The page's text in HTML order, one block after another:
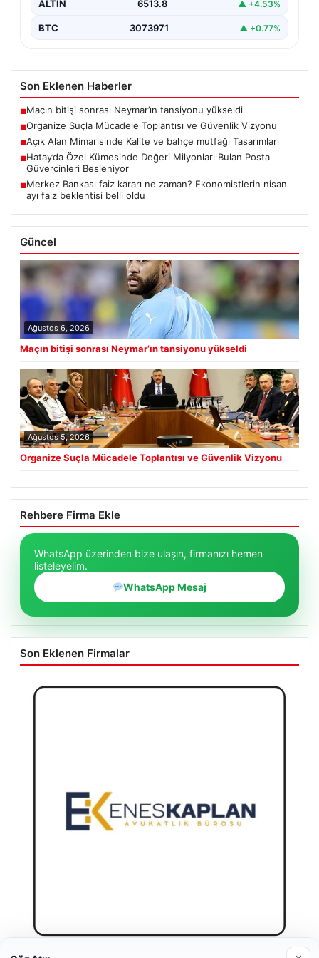
BTC 3073971 ▲ +0.77%
Son Eklenen Haberler
■ Maçın bitişi sonrası Neymar’ın tansiyonu yükseldi
■Organize Suçla Mücadele Toplantısı ve Güvenlik Vizyonu
■Açık Alan Mimarisinde Kalite ve bahçe mutfağı Tasarımları
■Hatay’da Özel Kümesinde Değeri Milyonları Bulan Posta
Güvercinleri Besleniyor
Merkez Bankası faiz kararı ne zaman? Ekonomistlerin nisan
ayı faiz beklentisi belli oldu
Güncel
Maçın bitişi sonrası Neymar’ın tansiyonu yükseldi
Ağustos 5, 2026
Organize Suçla Mücadele Toplantısı ve Güvenlik Vizyonu
Rehbere Firma Ekle
WhatsApp üzerinden bize ulaşın, firmanızı hemen
listeleyelim.
WhatsApp Mesaj
Son Eklenen Firmalar